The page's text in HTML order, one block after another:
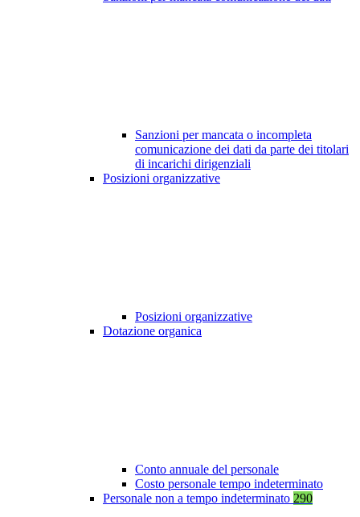
Sanzioni per mancata o incompleta
comunicazione dei dati da parte dei titolari
di incarichi dirigenziali
Posizioni organizzative
Posizioni organizzative
Dotazione organica
Conto annuale del personale
Costo personale tempo indeterminato
Personale non a tempo indeterminato 290